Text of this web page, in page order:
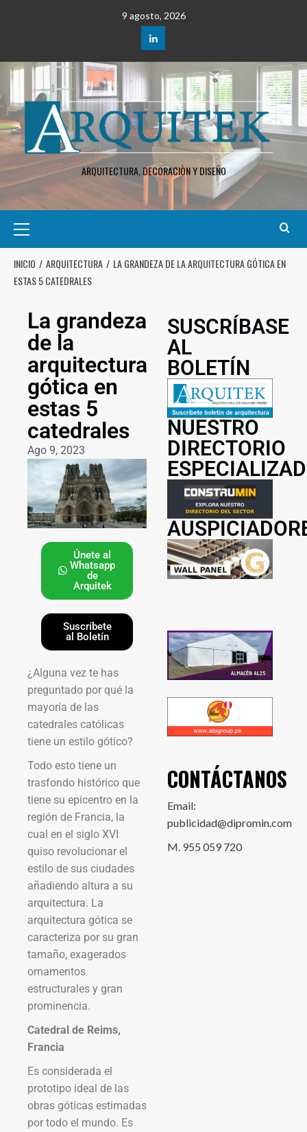
9 agosto, 2026
ARQUITECTURA, DECORACIÒN Y DISEÑO
INICIO ARQUITECTURA
LA GRANDEZA DE LA ARQUITECTURA GÓTICA EN
ESTAS 5 CATEDRALES
La grandeza
de la
arquitectura
gótica en
estas 5
catedrales
Ago 9, 2023
Únete al
Whatsapp
de
Arquitek
Suscríbete
al Boletín
¿Alguna vez te has
preguntado por qué la
mayoría de las
catedrales católicas
tiene un estilo gótico?
Todo esto tiene un
trasfondo histórico que
tiene su epicentro en la
región de Francia, la
cual en el siglo XVI
quiso revolucionar el
estilo de sus ciudades
añadiendo altura a su
arquitectura. La
arquitectura gótica se
caracteriza por su gran
tamaño, exagerados
ornamentos
estructurales y gran
prominencia.
Catedral de Reims,
Francia
Es considerada el
prototipo ideal de las
obras góticas estimadas
por todo el mundo. Es
SUSCRÍBASE
AL
BOLETÍN
NUESTRO
DIRECTORIO
CONTÁCTANOS
Email:
publicidad@dipromin.com
M. 955 059 720